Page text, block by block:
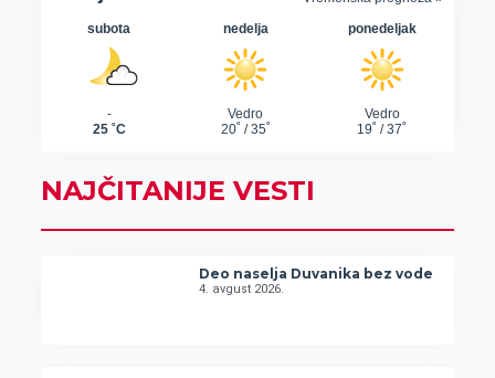
NAJČITANIJE VESTI
Deo naselja Duvanika bez vode
4. avgust 2026.